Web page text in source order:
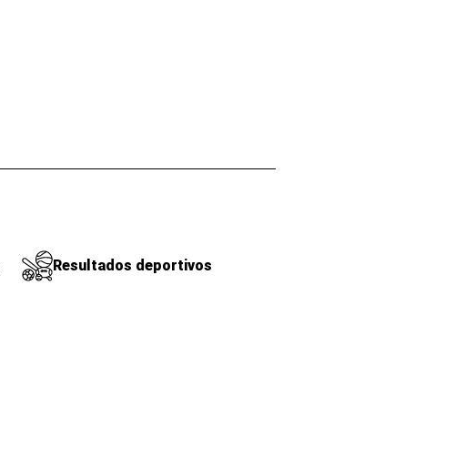
Resultados deportivos